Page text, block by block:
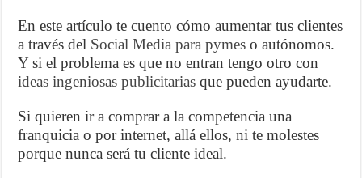
En este artículo te cuento cómo aumentar tus clientes
a través del Social Media para pymes o autónomos.
Y si el problema es que no entran tengo otro con
ideas ingeniosas publicitarias que pueden ayudarte.
Si quieren ir a comprar a la competencia una
franquicia o por internet, allá ellos, ni te molestes
porque nunca será tu cliente ideal.